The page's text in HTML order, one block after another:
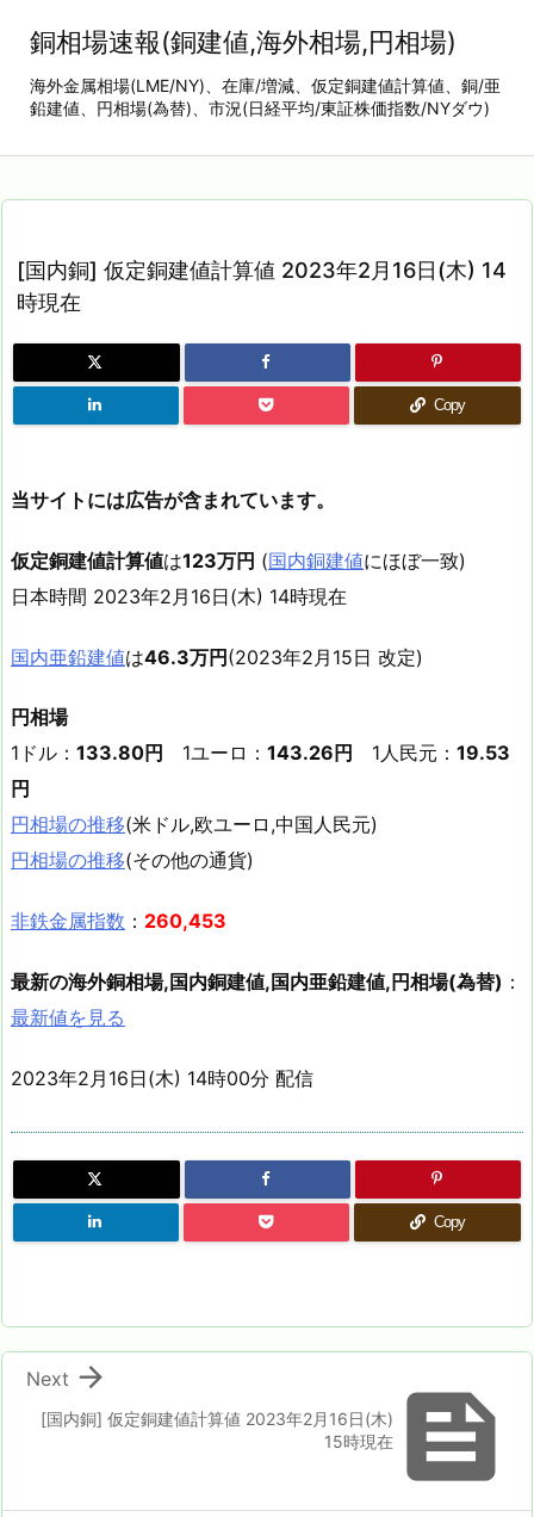
銅相場速報(銅建値,海外相場,円相場)
海外金属相場(LME/NY)、在庫/増減、仮定銅建値計算値、銅/亜
鉛建値、円相場(為替)、市況(日経平均/東証株価指数/NYダウ)
[国内銅] 仮定銅建値計算値 2023年2月16日(木) 14
時現在
Copy
当サイトには広告が含まれています。
仮定銅建値計算値は123万円 (国内銅建値にほぼ一致)
日本時間 2023年2月16日(木) 14時現在
国内亜鉛建値は46.3万円(2023年2月15日 改定)
円相場
1ドル： 133.80円 1ユーロ： 143.26円 1人民元： 19.53
円
円相場の推移(米ドル,欧ユーロ,中国人民元)
円相場の推移(その他の通貨)
非鉄金属指数 ： 260,453
最新の海外銅相場,国内銅建値,国内亜鉛建値,円相場(為替) ：
最新値を見る
2023年2月16日(木) 14時00分 配信
Copy

[国内銅] 仮定銅建値計算値 2023年2月16日(木)
15時現在

Next